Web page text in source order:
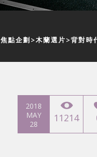
焦點企劃 木蘭選片 背對時
2018
MAY
28
11214